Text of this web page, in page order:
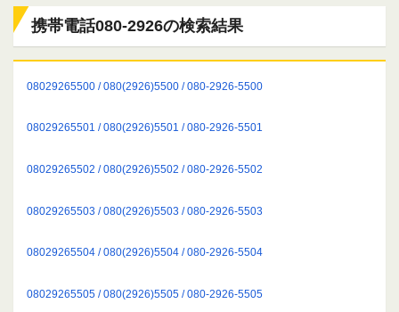
携帯電話080-2926の検索結果
08029265500 / 080(2926)5500 / 080-2926-5500
08029265501 / 080(2926)5501 / 080-2926-5501
08029265502 / 080(2926)5502 / 080-2926-5502
08029265503 / 080(2926)5503 / 080-2926-5503
08029265504 / 080(2926)5504 / 080-2926-5504
08029265505 / 080(2926)5505 / 080-2926-5505